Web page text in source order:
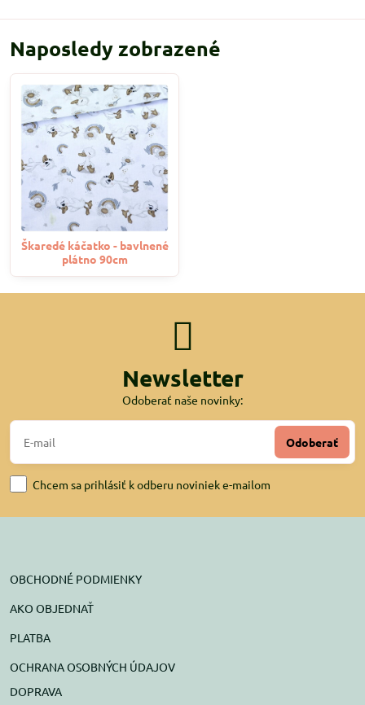
Naposledy zobrazené
Škaredé káčatko - bavlnené
plátno 90cm
Newsletter
Odoberať naše novinky:
Odoberať
Chcem sa prihlásiť k odberu noviniek e-mailom
OBCHODNÉ PODMIENKY
AKO OBJEDNAŤ
PLATBA
OCHRANA OSOBNÝCH ÚDAJOV
DOPRAVA